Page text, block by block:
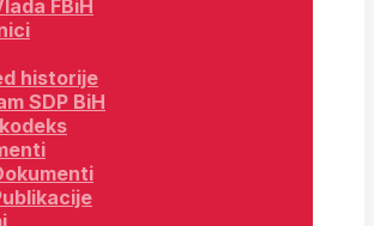
FBiH
historije
SDP BiH